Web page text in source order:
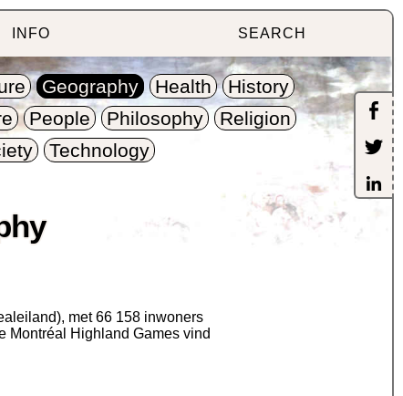
INFO SEARCH
Geography Health
History
People Philosophy
Religion
Technology
met 66 158 inwoners
Montréal Highland Games vind